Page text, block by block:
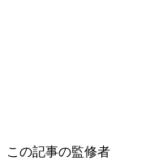
この記事の監修者